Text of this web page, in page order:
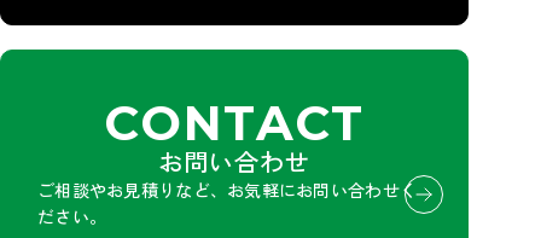
CONTACT
お問い合わせ
ご相談やお見積りなど、お気軽にお問い合わせく
ださい。